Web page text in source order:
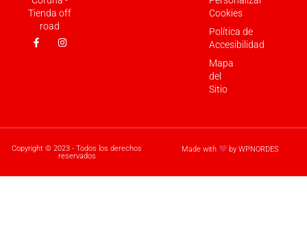
Tienda off
road
Cookies
Política de
Accesibilidad
Mapa
del
Sitio
Copyright © 2023 - Todos los derechos
reservados
Made with by WPNORDES